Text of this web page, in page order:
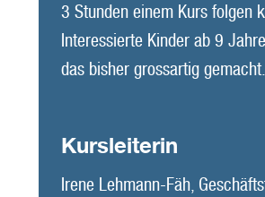
3 Stunden einem Kurs folgen
Interessierte Kinder ab 9
das bisher grossartig gemacht.
Kursleiterin
Irene Lehmann-Fäh,